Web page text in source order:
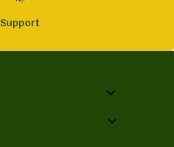
Support